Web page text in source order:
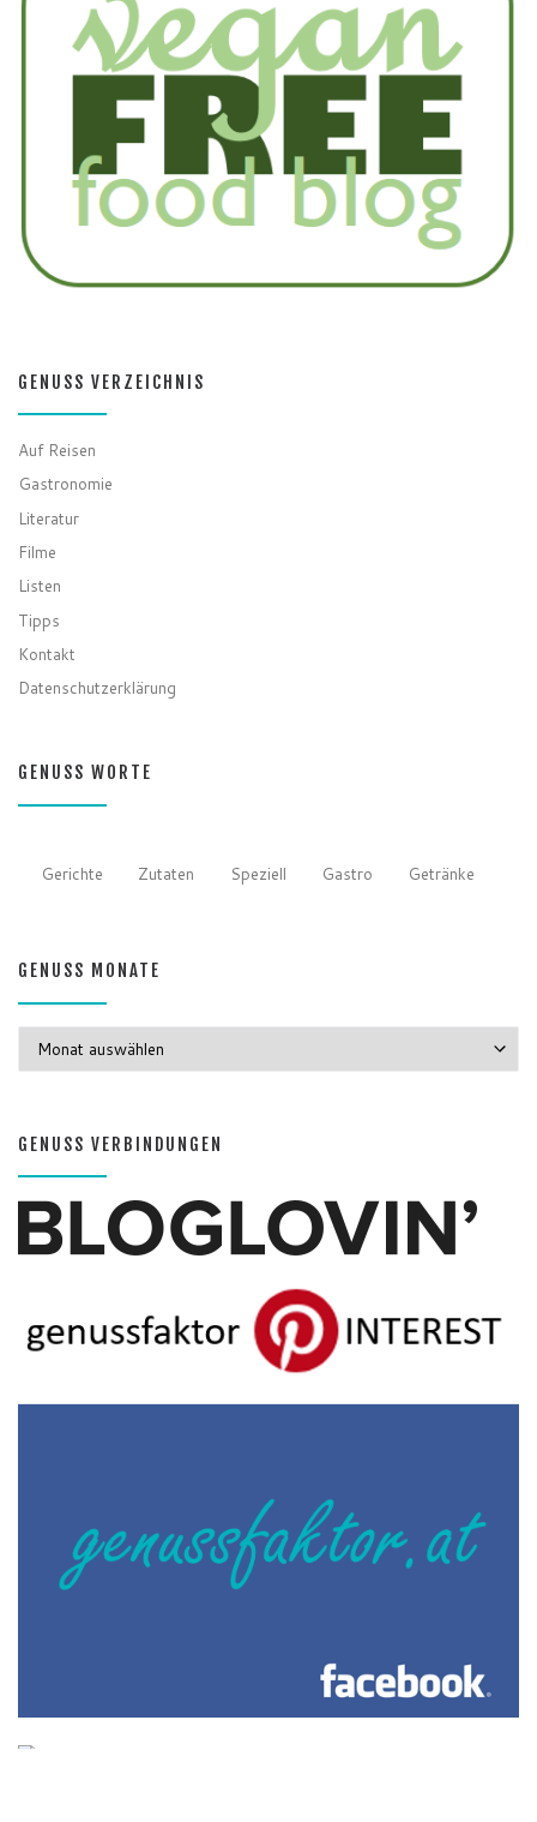
GENUSS VERZEICHNIS
Auf Reisen
Gastronomie
Literatur
Filme
Listen
Tipps
Kontakt
Datenschutzerklärung
GENUSS WORTE
Gerichte Zutaten Speziell Gastro Getränke
GENUSS MONATE
GENUSS VERBINDUNGEN